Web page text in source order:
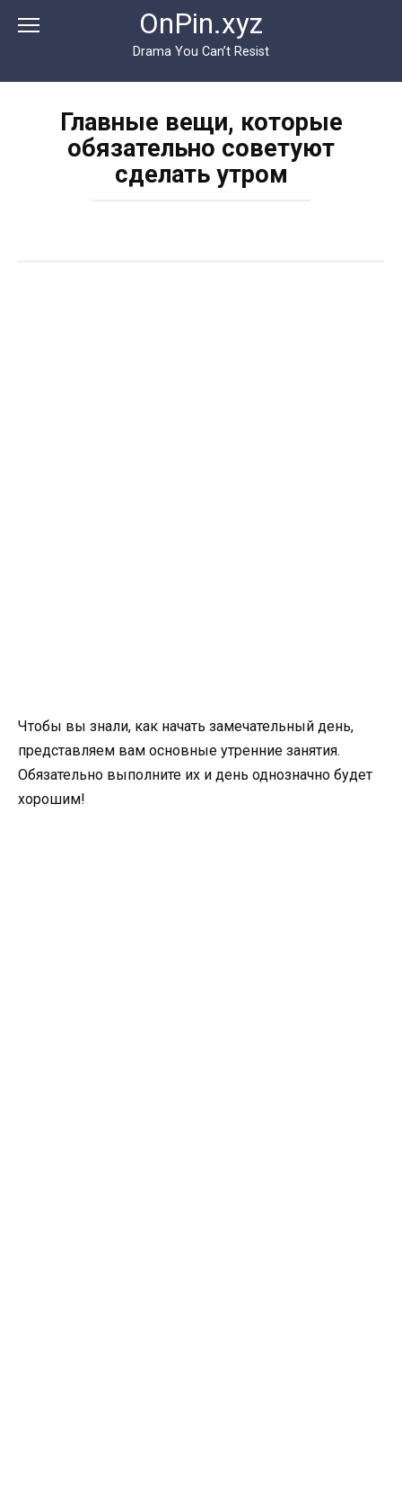
OnPin.xyz
Drama You Can’t Resist
Главные вещи, которые
обязательно советуют
сделать утром
Чтобы вы знали, как начать замечательный день,
представляем вам основные утренние занятия.
Обязательно выполните их и день однозначно будет
хорошим!